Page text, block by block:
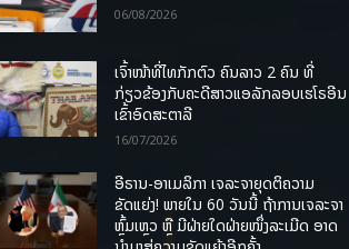
06/08/2026
ເຈົ້າໜ້າທີ່ໄທກັກຕົວ ຄົນລາວ 2 ຄົນ ທີ່
ກ່ຽວຂ້ອງກັບຄະດີສາວແອລັກລອບເຮໂຣອີນ
ເຂົ້າອົດສະຕາລີ
16/07/2026
ອີຣານ-ອາເມລິກາ ເຈລະຈາຍຸດຕິຄວາມ
ຂັດແຍ່ງ! ພາຍໃນ 60 ວັນນີ້ ຖ້າການເຈລະຈາ
ຫຼົ້ມເຫຼວ ຫຼື ມີຝ່າຍໃດຝ່າຍໜຶ່ງລະເມີດ ອາດ